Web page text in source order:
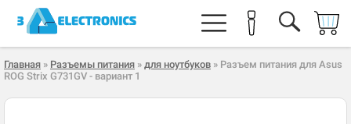
Главная » Разъемы питания » для ноутбуков » Разъем питания для Asus
ROG Strix G731GV - вариант 1